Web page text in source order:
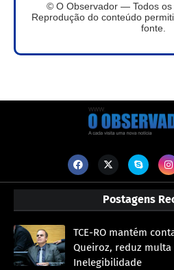
© O Observador — Todos os
Reprodução do conteúdo
fonte.
Postagens
TCE-RO mantém
Queiroz, reduz multa
Inelegibilidade